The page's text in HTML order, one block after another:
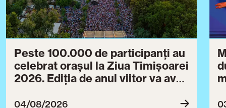
Peste 100.000 de participanți au
celebrat orașul la Ziua Timișoarei
2026. Ediția de anul viitor va avea
04/08/2026